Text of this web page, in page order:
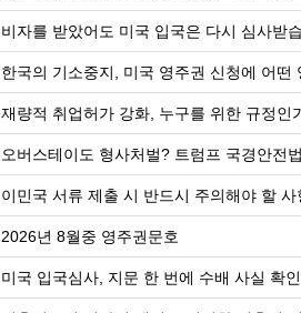
비자를 받았어도 미국 입국은 다시 심사받
한국의 기소중지, 미국 영주권 신청에 어떤
재량적 취업허가 강화, 누구를 위한 규정인
오버스테이도 형사처벌? 트럼프 국경안전
이민국 서류 제출 시 반드시 주의해야 할 사
2026년 8월중 영주권문호
미국 입국심사, 지문 한 번에 수배 사실 확인